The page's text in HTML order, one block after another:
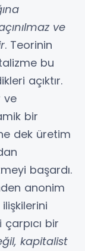
ve
. Teorinin
bu
açıktır.
ve
bir
dek üretim
başardı.
anonim
bir
kapitalist